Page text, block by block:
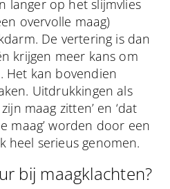
langer op het slijmvlies
overvolle maag)
De vertering is dan
krijgen meer kans om
Het kan bovendien
Uitdrukkingen als
maag zitten’ en ‘dat
maag’ worden door een
heel serieus genomen.
bij maagklachten?